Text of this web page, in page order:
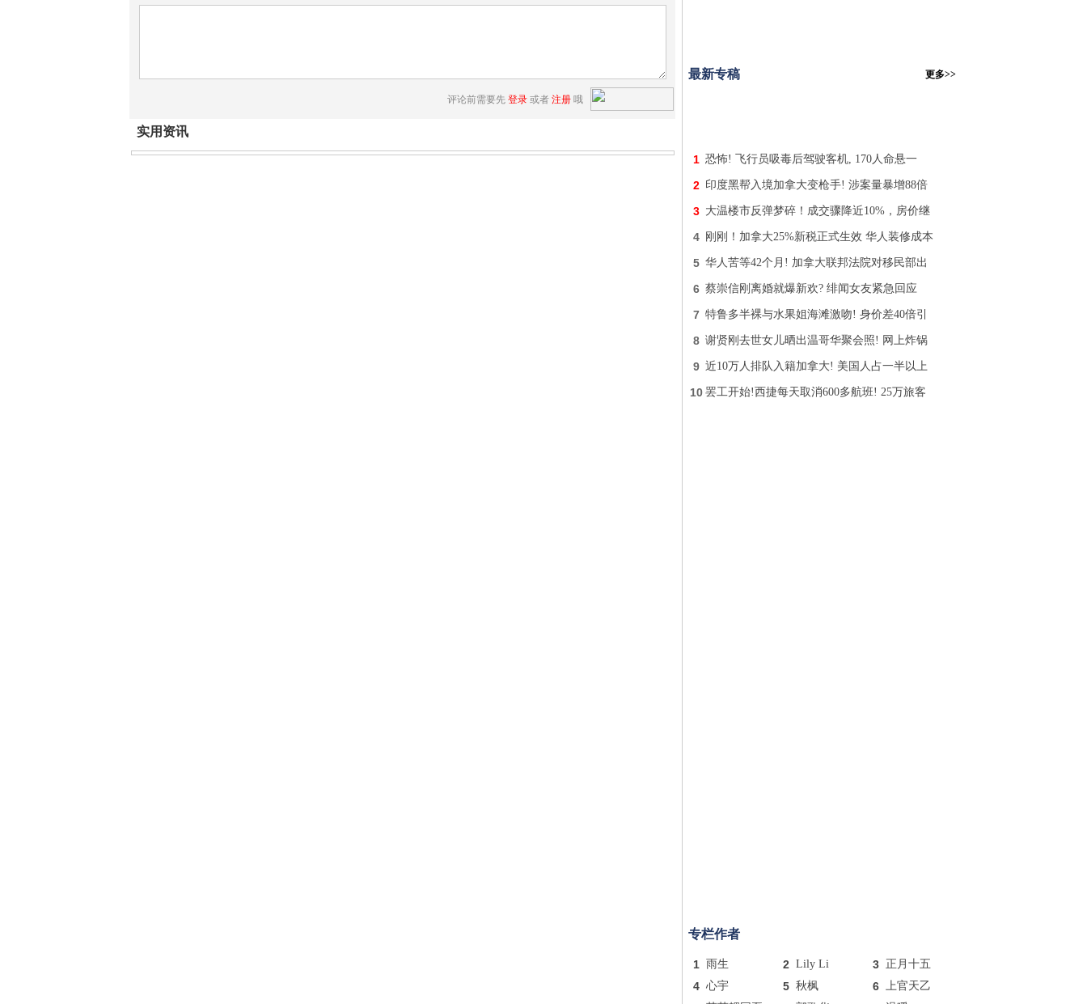
评论前需要先 登录 或者 注册 哦
实用资讯
最新专稿 更多>>
1 恐怖! 飞行员吸毒后驾驶客机, 170人命悬一
2 印度黑帮入境加拿大变枪手! 涉案量暴增88倍
3 大温楼市反弹梦碎！成交骤降近10%，房价继
4 刚刚！加拿大25%新税正式生效 华人装修成本
5 华人苦等42个月! 加拿大联邦法院对移民部出
6 蔡崇信刚离婚就爆新欢? 绯闻女友紧急回应
7 特鲁多半裸与水果姐海滩激吻! 身价差40倍引
8 谢贤刚去世女儿晒出温哥华聚会照! 网上炸锅
9 近10万人排队入籍加拿大! 美国人占一半以上
10 罢工开始!西捷每天取消600多航班! 25万旅客
专栏作者
1 雨生 2 Lily Li 3 正月十五
4 心宇 5 秋枫 6 上官天乙